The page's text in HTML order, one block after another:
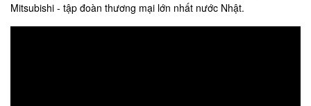
Mitsubishi - tập đoàn thương mại lớn nhất nước Nhật.